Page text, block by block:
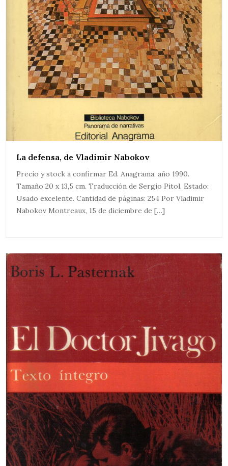
La defensa, de Vladimir Nabokov
Precio y stock a confirmar Ed. Anagrama, año 1990.
Tamaño 20 x 13,5 cm. Traducción de Sergio Pitol. Estado:
Usado excelente. Cantidad de páginas: 254 Por Vladimir
Nabokov Montreaux, 15 de diciembre de […]